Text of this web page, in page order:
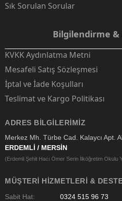
Sık Sorulan Sorular
Bilgilendirme &
KVKK Aydınlatma Metni
Mesafeli Satış Sözleşmesi
İptal ve İade Koşulları
Teslimat ve Kargo Politikası
ADRES BILGILERIMIZ
Merkez Mh. Türbe Cad. Kalaycı Apt.
ERDEMLİ / MERSİN
(Erdemli Şehit Hacı Ömer Serin İlköğretim Okulu
MÜŞTERI HIZMETLERI &
Sabit Hat: 0324 515 96 73